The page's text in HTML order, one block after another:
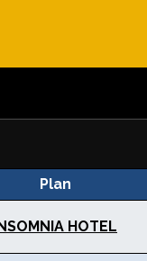
Plan
INSOMNIA HOTEL